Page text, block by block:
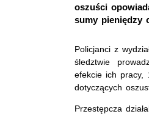
oszuści
sumy pieniędzy
Policjanci z
śledztwie
efekcie ich pracy,
dotyczących
Przestępcza